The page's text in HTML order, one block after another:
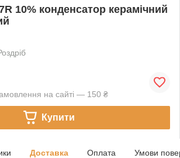
10% конденсатор керамічний
на сайті — 150 ₴
Купити
Доставка Оплата Умови